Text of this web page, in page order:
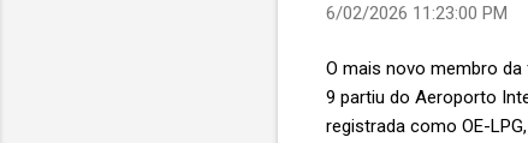
6/02/2026 11:23:00 PM
O mais novo membro
9 partiu do Aeroporto
registrada como OE-